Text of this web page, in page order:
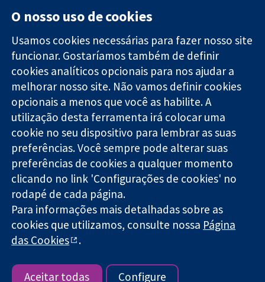
Evidências
confiáveis.
Decisões
informadas.
Melhor saúde.
11-13 Cavendish
Square
Londres
W1G 0AN
Reino Unido
Contato
Notícias
Assessoria de
imprensa
Sobre nós
Cochrane
Library
A Cochrane Collaboration é uma organização sem fins lucrativos
(caridade nº 1045921) e uma empresa limitada por garantia (nº
03044323) registrada na Inglaterra e no País de Gales.
Copyright © 2026 The Cochrane Collaboration
Termos e condições do site |Aviso legal|Privacidade
de cookies|Configuração de cookies
O nosso uso de cookies
Usamos cookies necessárias para fazer nosso site
funcionar. Gostaríamos também de definir
cookies analíticos opcionais para nos ajudar a
melhorar nosso site. Não vamos definir cookies
opcionais a menos que você as habilite. A
utilização desta ferramenta irá colocar uma
cookie no seu dispositivo para lembrar as suas
preferências. Você sempre pode alterar suas
preferências de cookies a qualquer momento
clicando no link 'Configurações de cookies' no
rodapé de cada página.
Para informações mais detalhadas sobre as
cookies que utilizamos, consulte nossa Página
das Cookies
.
Aceitar todas Configure